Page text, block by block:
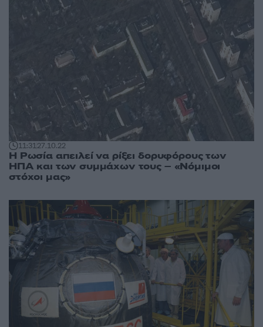
11:3127.10.22
Η Ρωσία απειλεί να ρίξει δορυφόρους των
ΗΠΑ και των συμμάχων τους – «Νόμιμοι
στόχοι μας»